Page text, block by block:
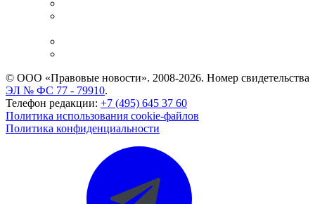
© ООО «Правовые новости». 2008-2026. Номер свидетельства
ЭЛ № ФС 77 - 79910.
Телефон редакции: +7 (495) 645 37 60
Политика использования cookie-файлов
Политика конфиденциальности